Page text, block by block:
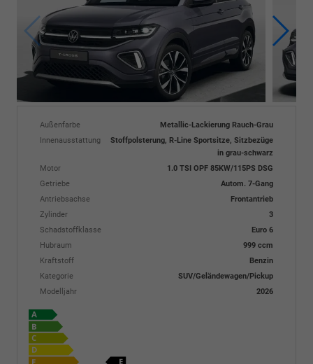
Außenfarbe
Metallic-Lackierung Rauch-Grau
Innenausstattung
Stoffpolsterung, R-Line Sportsitze, Sitzbezüge
in grau-schwarz
Motor
1.0 TSI OPF 85KW/115PS DSG
Getriebe
Autom. 7-Gang
Antriebsachse
Frontantrieb
Zylinder
3
Schadstoffklasse
Euro 6
Hubraum
999 ccm
Kraftstoff
Benzin
Kategorie
SUV/Geländewagen/Pickup
Modelljahr
2026